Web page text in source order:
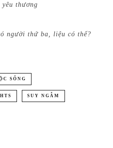
thương
người thứ ba, liệu có thể?
SỐNG
SUY NGẪM